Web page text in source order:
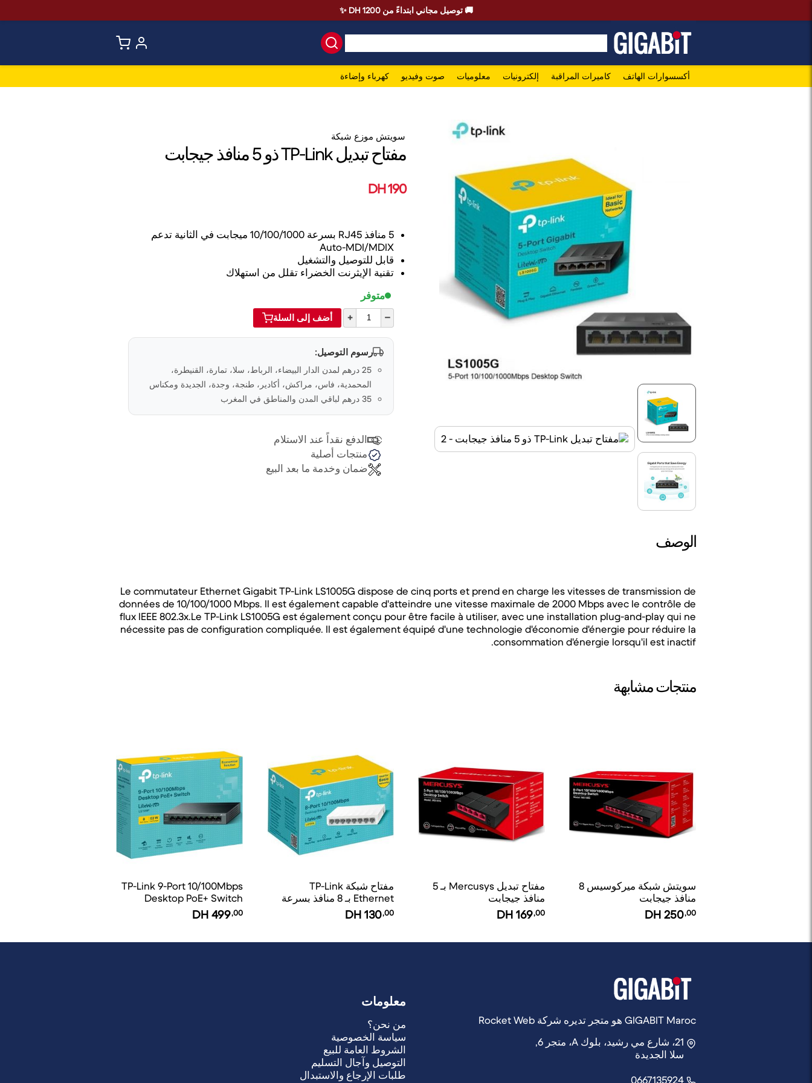
🚚 توصيل مجاني ابتداءً من 1200 DH ✨
أكسسوارات الهاتف كاميرات المراقبة إلكترونيات معلوميات صوت وفيديو كهرباء وإضاءة
سويتش موزع شبكة
مفتاح تبديل TP-Link ذو 5 منافذ جيجابت
190 DH
5 منافذ RJ45 بسرعة 10/100/1000 ميجابت في الثانية تدعم
Auto-MDI/MDIX
قابل للتوصيل والتشغيل
تقنية الإيثرنت الخضراء تقلل من استهلاك
متوفر
–
+ أضف إلى السلة
رسوم التوصيل:
25 درهم لمدن الدار البيضاء، الرباط، سلا، تمارة، القنيطرة،
المحمدية، فاس، مراكش، أكادير، طنجة، وجدة، الجديدة ومكناس
35 درهم لباقي المدن والمناطق في المغرب
الدفع نقداً عند الاستلام
منتجات أصلية
ضمان وخدمة ما بعد البيع
الوصف
Le commutateur Ethernet Gigabit TP-Link LS1005G dispose de cinq ports et prend en charge les vitesses de transmission de
données de 10/100/1000 Mbps. Il est également capable d'atteindre une vitesse maximale de 2000 Mbps avec le contrôle de
flux IEEE 802.3x.Le TP-Link LS1005G est également conçu pour être facile à utiliser, avec une installation plug-and-play qui ne
nécessite pas de configuration compliquée. Il est également équipé d'une technologie d'économie d'énergie pour réduire la
consommation d'énergie lorsqu'il est inactif.
منتجات مشابهة
سويتش شبكة ميركوسيس 8
منافذ جيجابت
250,00
مفتاح تبديل Mercusys بـ 5
منافذ جيجابت
169,00
مفتاح شبكة TP-Link
Ethernet بـ 8 منافذ بسرعة
10/100 ميغابت في الثانية
130,00
TP-Link 9-Port 10/100Mbps
Desktop PoE+ Switch
LiteWave LS109P
499,00
GIGABIT Maroc هو متجر تديره شركة Rocket Web
21، شارع مي رشيد، بلوك A، متجر 6,
سلا الجديدة
معلومات
من نحن؟
سياسة الخصوصية
الشروط العامة للبيع
التوصيل وآجال التسليم
طلبات الإرجاع والاستبدال